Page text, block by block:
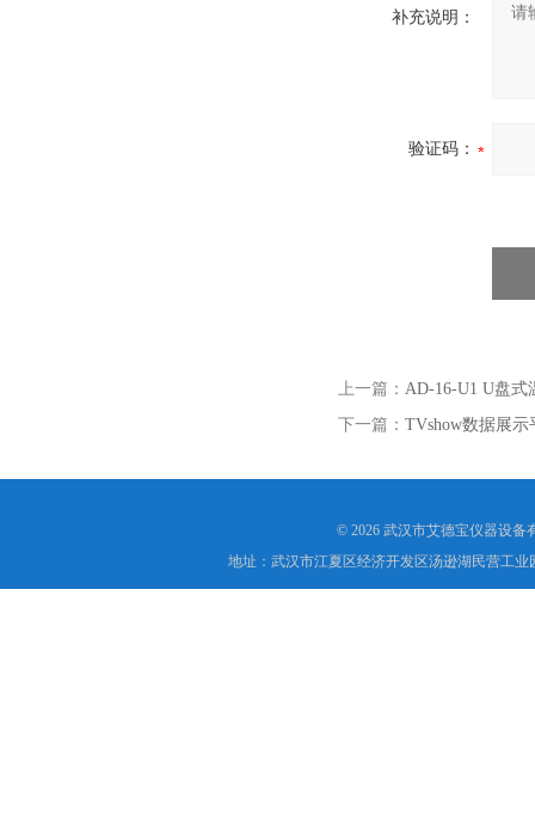
补充说明：
验证码：
上一篇： AD-16-U1 U盘式
下一篇： TVshow数据展示
© 2026 武汉市艾德宝仪器设备
地址：武汉市江夏区经济开发区汤逊湖民营工业